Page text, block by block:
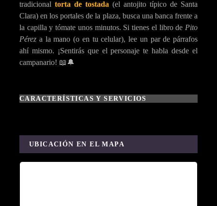
tradicional torta de tostada (el antojito típico de Santa
Clara) en los portales de la plaza, busca una banca frente a
la capilla y tómate unos minutos. Si tienes el libro de Pito
Pérez a la mano (o en tu celular), lee un par de párrafos
ahí mismo. ¡Sentirás que el personaje te habla desde el
campanario! 📖🔔
CARACTERÍSTICAS Y SERVICIOS
UBICACIÓN EN EL MAPA